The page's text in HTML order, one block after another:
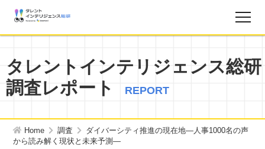
お知らせ
タレントインテリジェンス総研とは？
タレントインテリジェンス総研
調査レポート
REPORT
Home 調査
ダイバーシティ推進の現在地―人事1000名の声
から読み解く現状と未来予測―